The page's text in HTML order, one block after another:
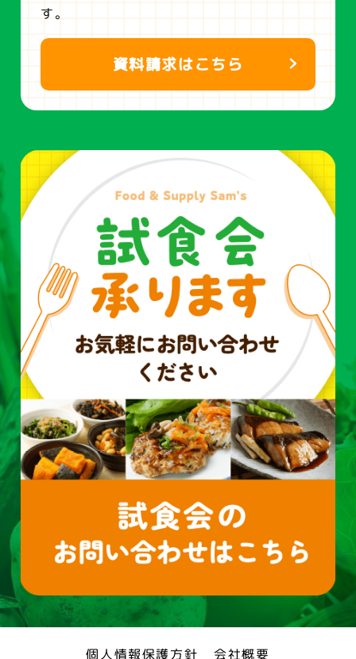
す。
資料請求はこちら
個人情報保護方針 会社概要